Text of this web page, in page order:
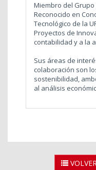
Miembro del
Reconocido en
Tecnológico de la
Proyectos de
contabilidad y a la
Sus áreas de
colaboración son
sostenibilidad,
al análisis